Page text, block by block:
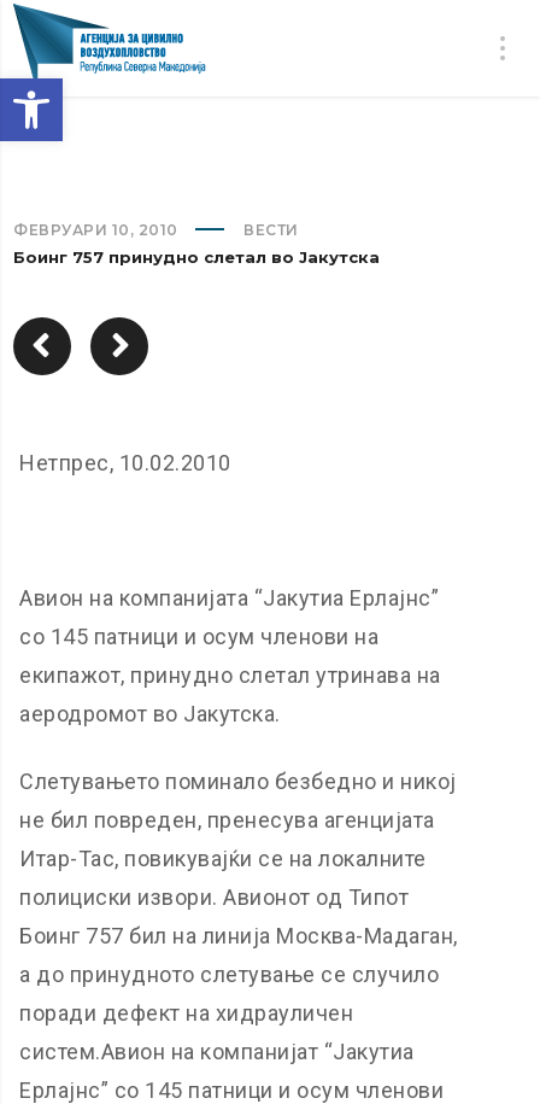
Open toolbar
ФЕВРУАРИ 10, 2010 ВЕСТИ
Боинг 757 принудно слетал во Јакутска
Нетпрес, 10.02.2010
Авион на компанијата “Јакутиа Ерлајнс”
со 145 патници и осум членови на
екипажот, принудно слетал утринава на
аеродромот во Јакутска.
Слетувањето поминало безбедно и никој
не бил повреден, пренесува агенцијата
Итар-Тас, повикувајќи се на локалните
полициски извори. Авионот од Типот
Боинг 757 бил на линија Москва-Мадаган,
а до принудното слетување се случило
поради дефект на хидрауличен
систем.Авион на компанијат “Јакутиа
Ерлајнс” со 145 патници и осум членови